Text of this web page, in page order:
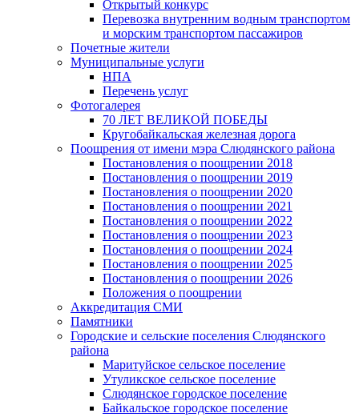
Открытый конкурс
Перевозка внутренним водным транспортом
и морским транспортом пассажиров
Почетные жители
Муниципальные услуги
НПА
Перечень услуг
Фотогалерея
70 ЛЕТ ВЕЛИКОЙ ПОБЕДЫ
Кругобайкальская железная дорога
Поощрения от имени мэра Слюдянского района
Постановления о поощрении 2018
Постановления о поощрении 2019
Постановления о поощрении 2020
Постановления о поощрении 2021
Постановления о поощрении 2022
Постановления о поощрении 2023
Постановления о поощрении 2024
Постановления о поощрении 2025
Постановления о поощрении 2026
Положения о поощрении
Аккредитация СМИ
Памятники
Городские и сельские поселения Слюдянского
района
Маритуйское сельское поселение
Утуликское сельское поселение
Слюдянское городское поселение
Байкальское городское поселение